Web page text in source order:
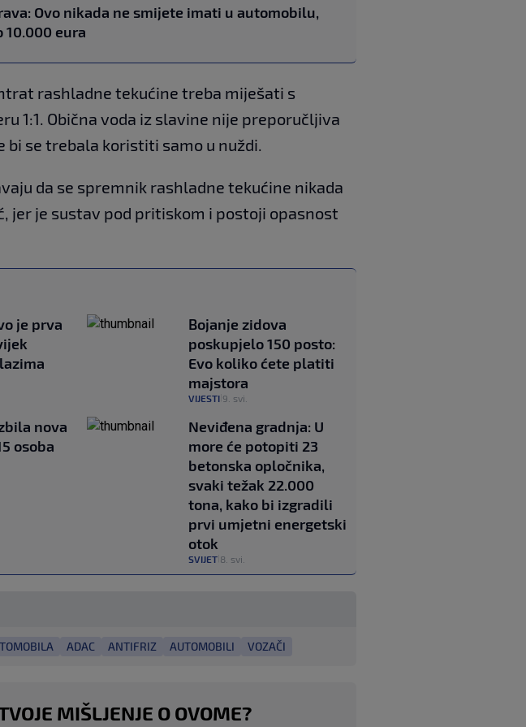
Ovo nikada ne smijete imati u automobilu,
10.000 eura
rashladne tekućine treba miješati s
1:1. Obična voda iz slavine nije preporučljiva
bi se trebala koristiti samo u nuždi.
da se spremnik rashladne tekućine nikada
jer je sustav pod pritiskom i postoji opasnost
je prva
Bojanje zidova
poskupjelo 150 posto:
Evo koliko ćete platiti
majstora
VIJESTI 9. svi.
nova
osoba
Neviđena gradnja: U
more će potopiti 23
betonska opločnika,
svaki težak 22.000
tona, kako bi izgradili
prvi umjetni energetski
otok
SVIJET 8. svi.
ADAC ANTIFRIZ AUTOMOBILI VOZAČI
MIŠLJENJE O OVOME?